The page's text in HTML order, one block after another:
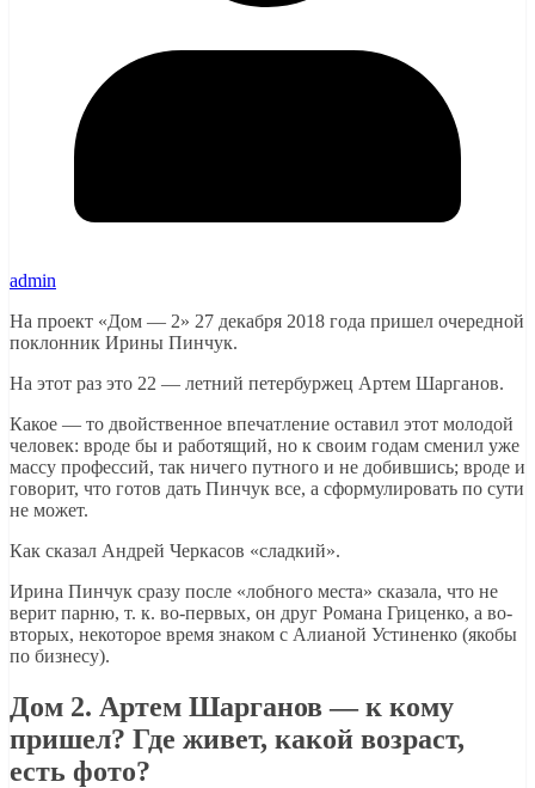
admin
На проект «Дом — 2» 27 декабря 2018 года пришел очередной
поклонник Ирины Пинчук.
На этот раз это 22 — летний петербуржец Артем Шарганов.
Какое — то двойственное впечатление оставил этот молодой
человек: вроде бы и работящий, но к своим годам сменил уже
массу профессий, так ничего путного и не добившись; вроде и
говорит, что готов дать Пинчук все, а сформулировать по сути
не может.
Как сказал Андрей Черкасов «сладкий».
Ирина Пинчук сразу после «лобного места» сказала, что не
верит парню, т. к. во-первых, он друг Романа Гриценко, а во-
вторых, некоторое время знаком с Алианой Устиненко (якобы
по бизнесу).
Дом 2. Артем Шарганов — к кому
пришел? Где живет, какой возраст,
есть фото?